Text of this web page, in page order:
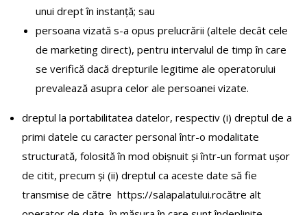
unui drept în instanță; sau
persoana vizată s-a opus prelucrării (altele decât cele
de marketing direct), pentru intervalul de timp în care
se verifică dacă drepturile legitime ale operatorului
prevalează asupra celor ale persoanei vizate.
dreptul la portabilitatea datelor, respectiv (i) dreptul de a
primi datele cu caracter personal într-o modalitate
structurată, folosită în mod obișnuit și într-un format ușor
de citit, precum și (ii) dreptul ca aceste date să fie
transmise de către https://salapalatului.rocătre alt